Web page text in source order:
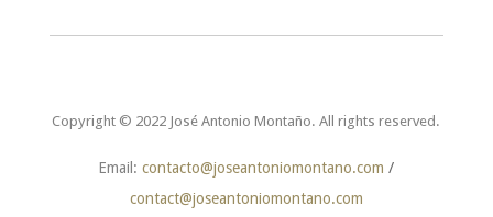
Copyright © 2022 José Antonio Montaño. All rights reserved.
Email: contacto@joseantoniomontano.com /
contact@joseantoniomontano.com